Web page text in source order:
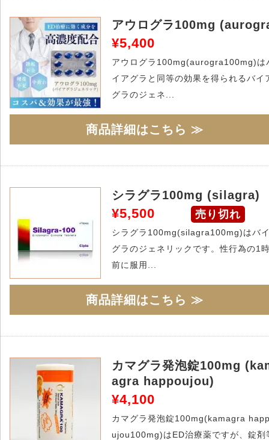
アウログラ100mg
¥5,400
アウログラ100mg(aurogra100mg)は
イアグラと同等の効果を得られるバイ
グラのジェネ...
商品詳細はこちら ≫
シラグラ100mg (silagra)
¥5,500 売り切れ
シラグラ100mg(silagra100mg)はバ
グラのジェネリックです。性行為の1
前に服用...
商品詳細はこちら ≫
カマグラ発泡錠100mg
agra happoujou)
¥4,100
カマグラ発泡錠100mg(kamagra
ujou100mg)はED治療薬ですが、錠剤